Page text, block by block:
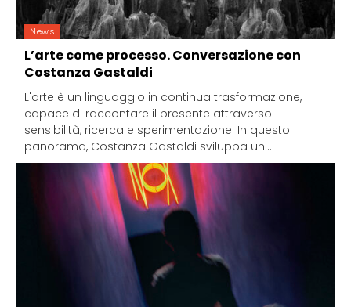
News
L’arte come processo. Conversazione con
Costanza Gastaldi
L'arte è un linguaggio in continua trasformazione,
capace di raccontare il presente attraverso
sensibilità, ricerca e sperimentazione. In questo
panorama, Costanza Gastaldi sviluppa un...